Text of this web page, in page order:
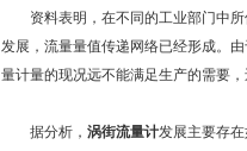
资料表明，在不同的工业部门中所
发展，流量量值传递网络已经形成。
量计量的现况远不能满足生产的需要
据分析， 涡街流量计发展主要存